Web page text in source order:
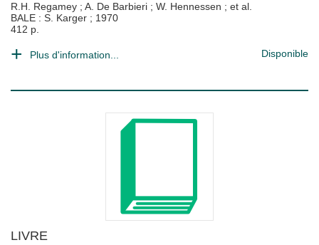
R.H. Regamey ; A. De Barbieri ; W. Hennessen ; et al.
BALE : S. Karger ; 1970
412 p.
Plus d'information... Disponible
LIVRE